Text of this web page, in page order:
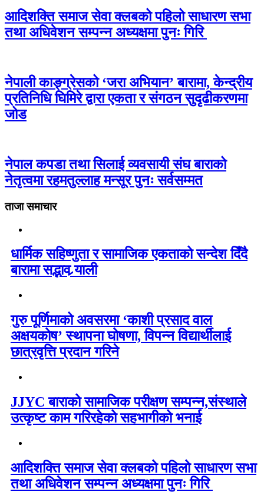
आदिशक्ति समाज सेवा क्लबको पहिलो साधारण सभा
तथा अधिवेशन सम्पन्न अध्यक्षमा पुनः गिरि
नेपाली काङ्ग्रेसको ‘जरा अभियान’ बारामा, केन्द्रीय
प्रतिनिधि घिमिरे द्वारा एकता र संगठन सुदृढीकरणमा
जोड
नेपाल कपडा तथा सिलाई व्यवसायी संघ बाराको
नेतृत्वमा रहमतुल्लाह मन्सूर पुनः सर्वसम्मत
ताजा समाचार
धार्मिक सहिष्णुता र सामाजिक एकताको सन्देश दिँदै
बारामा सद्भाव र्‍याली
गुरु पूर्णिमाको अवसरमा ‘काशी प्रसाद वाल
अक्षयकोष’ स्थापना घोषणा, विपन्न विद्यार्थीलाई
छात्रवृत्ति प्रदान गरिने
JJYC बाराको सामाजिक परीक्षण सम्पन्न,संस्थाले
उत्कृष्ट काम गरिरहेको सहभागीको भनाई
आदिशक्ति समाज सेवा क्लबको पहिलो साधारण सभा
तथा अधिवेशन सम्पन्न अध्यक्षमा पुनः गिरि